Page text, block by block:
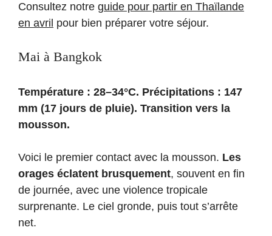
Consultez notre guide pour partir en Thaïlande
en avril pour bien préparer votre séjour.
Mai à Bangkok
Température : 28–34°C. Précipitations : 147
mm (17 jours de pluie). Transition vers la
mousson.
Voici le premier contact avec la mousson. Les
orages éclatent brusquement, souvent en fin
de journée, avec une violence tropicale
surprenante. Le ciel gronde, puis tout s’arrête
net.